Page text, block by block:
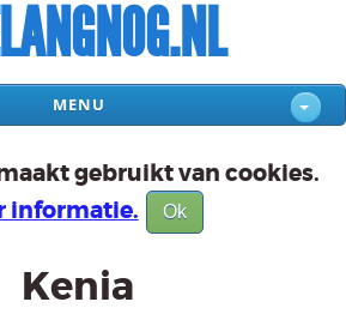
MENU
gebruikt van cookies.
informatie.
Ok
Kenia